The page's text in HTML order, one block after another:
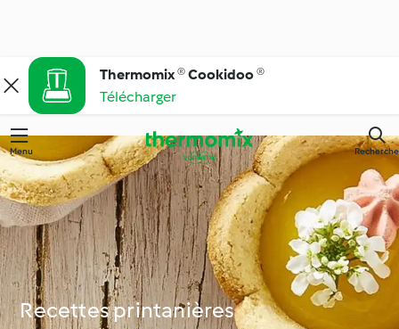
Thermomix ® Cookidoo ®
Télécharger
Menu Recherche
Recettes printanières